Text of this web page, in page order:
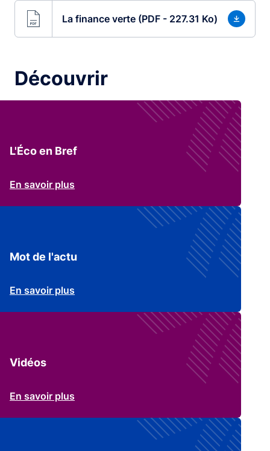
La finance verte (PDF - 227.31 Ko)
Découvrir
L'Éco en Bref
En savoir plus
Mot de l'actu
En savoir plus
Vidéos
En savoir plus